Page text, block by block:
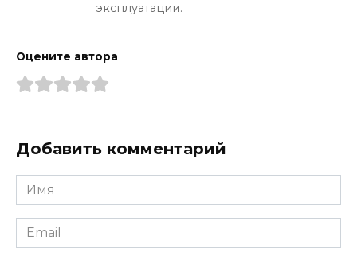
эксплуатации.
Оцените автора
Добавить комментарий
Имя
*
Email
*